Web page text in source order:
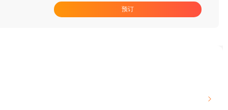
预订
